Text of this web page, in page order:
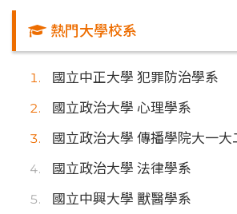
熱門大學校系
國立中正大學 犯罪防治學系
國立政治大學 心理學系
國立政治大學 傳播學院大一大
國立政治大學 法律學系
國立中興大學 獸醫學系